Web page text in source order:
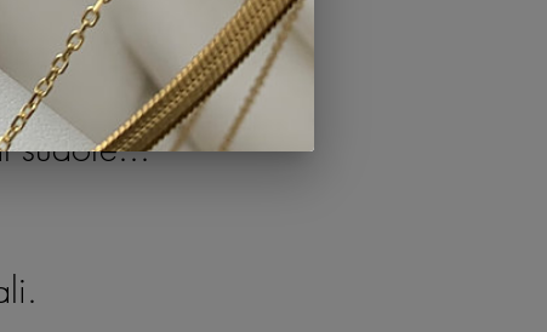
in oro 18 carati
sudore...